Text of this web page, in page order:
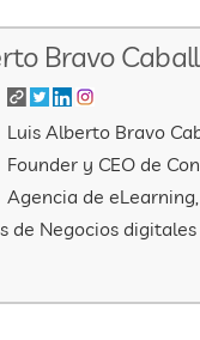
Bravo
Luis Alberto Bravo
Founder y CEO de
Agencia de
de Negocios digitales